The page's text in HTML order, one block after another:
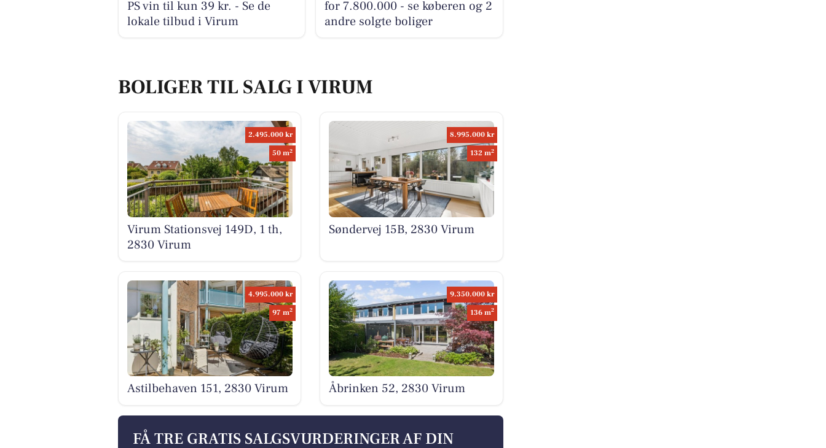
PS vin til kun 39 kr. - Se de
lokale tilbud i Virum
for 7.800.000 - se køberen og 2
andre solgte boliger
BOLIGER TIL SALG I VIRUM
2.495.000 kr
50 m2
Virum Stationsvej 149D, 1 th,
2830 Virum
8.995.000 kr
132 m2
Søndervej 15B, 2830 Virum
4.995.000 kr
97 m2
Astilbehaven 151, 2830 Virum
9.350.000 kr
136 m2
Åbrinken 52, 2830 Virum
FÅ TRE GRATIS SALGSVURDERINGER AF DIN